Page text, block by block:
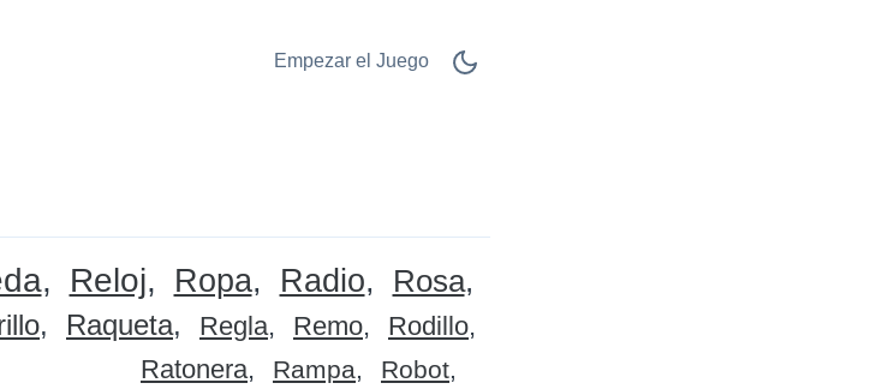
Empezar el Juego
Reloj Ropa Radio
Rosa
Raqueta Regla Remo
Rodillo
Ratonera
Rampa
Robot